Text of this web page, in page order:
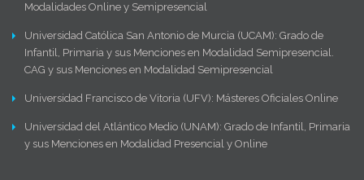
Modalidades Online y Semipresencial
Universidad Católica San Antonio de Murcia (UCAM): Grado de
Infantil, Primaria y sus Menciones en Modalidad Semipresencial.
CAG y sus Menciones en Modalidad Semipresencial
Universidad Francisco de Vitoria (UFV): Másteres Oficiales Online
Universidad del Atlántico Medio (UNAM): Grado de Infantil, Primaria
y sus Menciones en Modalidad Presencial y Online